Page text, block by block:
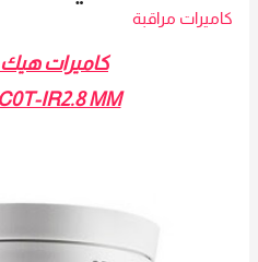
كاميرات مراقبة
كاميرات هيك
IR2.8 MM